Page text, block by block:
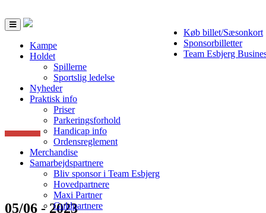
Køb billet/Sæsonkort
Sponsorbilletter
Team Esbjerg
Toggle
navigation
Kampe
Holdet
Spillerne
Sportslig ledelse
Nyheder
Praktisk info
Priser
Parkeringsforhold
Handicap info
Ordensreglement
Merchandise
Samarbejdspartnere
Bliv sponsor i Team Esbjerg
Hovedpartnere
Maxi Partner
Guldpartnere
05/06 - 2023